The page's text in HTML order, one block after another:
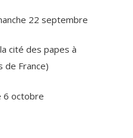
22 septembre
cité des papes à
de France)
6 octobre